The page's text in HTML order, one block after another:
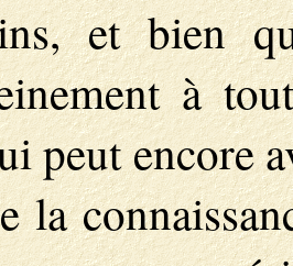
et bien
à
peut encore
la